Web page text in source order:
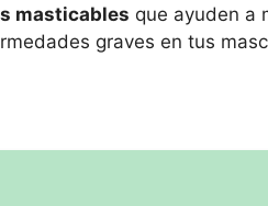
masticables que ayuden a
graves en tus